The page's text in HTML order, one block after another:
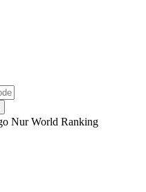
Nur World Ranking